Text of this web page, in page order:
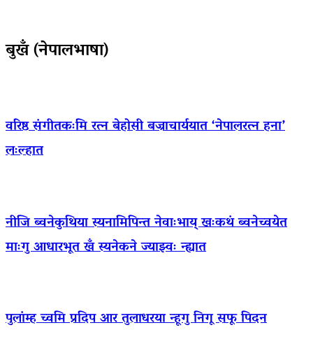
बुखँ (नेपालभाषा)
वरिष्ठ संगीतकःमि रत्न बेहोसी बज्राचार्ययात ‘नेपालरत्न हना’
लःल्हात
नीजि ब्वनेकुथिया स्यनामिपिन्त नेवाःभाय् खःकथं ब्वनेच्वयेत
माःगु आधारभूत खँ स्यनेकने ज्याझ्वः न्ह्यात
पुलांम्ह च्वमि प्रदिप आर तुलाधरया न्हूगु निगू सफू पिदन